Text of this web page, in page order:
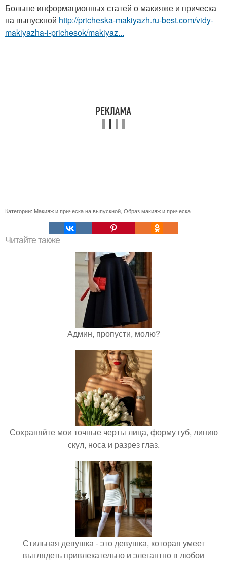
Больше информационных статей о макияже и прическа
на выпускной http://pricheska-makiyazh.ru-best.com/vidy-
makiyazha-i-prichesok/makiyaz...
Категории: Макияж и прическа на выпускной Образ макияж и прическа
Читайте также
Админ, пропусти, молю?
Сохраняйте мои точные черты лица, форму губ, линию
скул, носа и разрез глаз.
Стильная девушка - это девушка, которая умеет
выглядеть привлекательно и элегантно в любои